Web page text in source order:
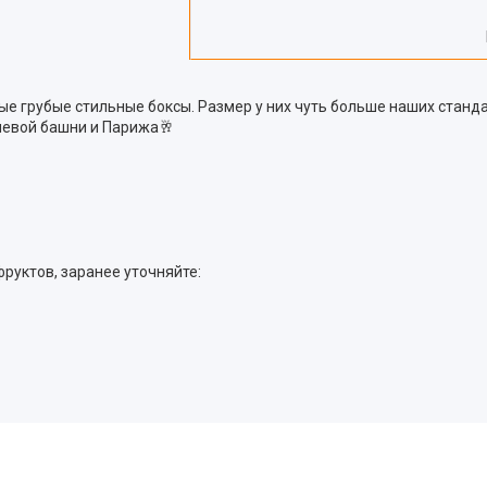
грубые стильные боксы. Размер у них чуть больше наших
башни и Парижа🥂
заранее уточняйте: